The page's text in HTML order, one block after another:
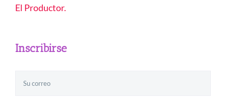
El Productor.
Inscribirse